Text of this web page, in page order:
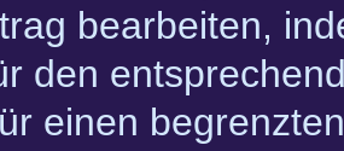
bearbeiten,
den
einen